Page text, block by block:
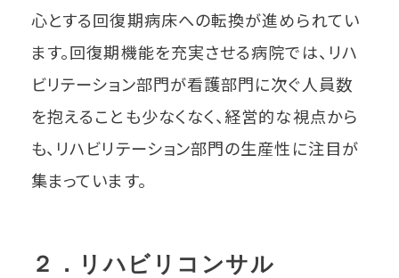
心とする回復期病床への転換が進められてい
ます。回復期機能を充実させる病院では、リハ
ビリテーション部門が看護部門に次ぐ人員数
を抱えることも少なくなく、経営的な視点から
も、リハビリテーション部門の生産性に注目が
集まっています。
２．リハビリコンサル